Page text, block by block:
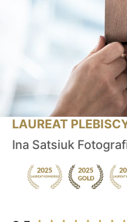
LAUREAT
Ina Satsiuk